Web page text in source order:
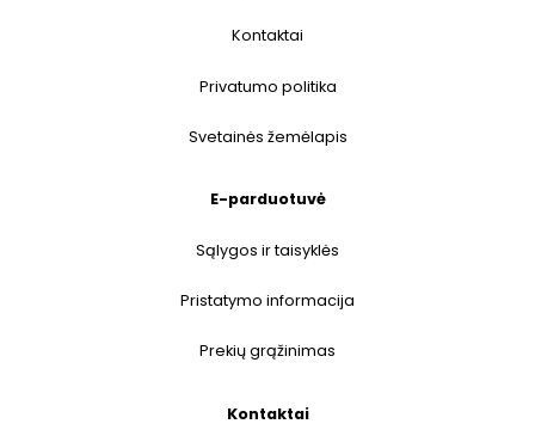
Kontaktai
Privatumo politika
Svetainės žemėlapis
E-parduotuvė
Sąlygos ir taisyklės
Pristatymo informacija
Prekių grąžinimas
Kontaktai